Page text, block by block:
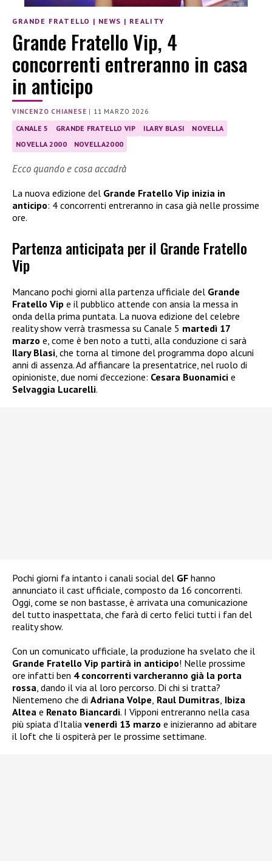
GRANDE FRATELLO | NEWS | REALITY
Grande Fratello Vip, 4
concorrenti entreranno in casa
in anticipo
VINCENZO CHIANESE | 11 MARZO 2026
CANALE 5 GRANDE FRATELLO VIP ILARY BLASI
NOVELLA
NOVELLA 2000
NOVELLA2000
Ecco quando e cosa accadrà
La nuova edizione del Grande Fratello Vip inizia in
anticipo: 4 concorrenti entreranno in casa già nelle prossime
ore.
Partenza anticipata per il Grande Fratello
Vip
Mancano pochi giorni alla partenza ufficiale del Grande
Fratello Vip e il pubblico attende con ansia la messa in
onda della prima puntata. La nuova edizione del celebre
reality show verrà trasmessa su Canale 5 martedì 17
marzo e, come è ben noto a tutti, alla conduzione ci sarà
Ilary Blasi, che torna al timone del programma dopo alcuni
anni di assenza. Ad affiancare la presentatrice, nel ruolo di
opinioniste, due nomi d’eccezione: Cesara Buonamici e
Selvaggia Lucarelli.
Pochi giorni fa intanto i canali social del GF hanno
annunciato il cast ufficiale, composto da 16 concorrenti.
Oggi, come se non bastasse, è arrivata una comunicazione
del tutto inaspettata, che farà di certo felici tutti i fan del
reality show.
Con un comunicato ufficiale, la produzione ha svelato che il
Grande Fratello Vip partirà in anticipo! Nelle prossime
ore infatti ben 4 concorrenti varcheranno già la porta
rossa, dando il via al loro percorso. Di chi si tratta?
Nientemeno che di Adriana Volpe, Raul Dumitras, Ibiza
Altea e Renato Biancardi. I Vipponi entreranno nella casa
più spiata d’Italia venerdì 13 marzo e inizieranno ad abitare
il loft che li ospiterà per le prossime settimane.